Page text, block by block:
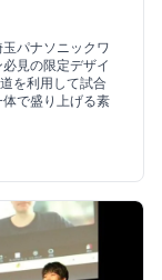
パナソニックワ
見の限定デザイ
を利用して試合
で盛り上げる素